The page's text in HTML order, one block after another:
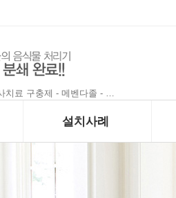
치료 구충제 - 메벤다졸 - …
릭 랭킹 Best 5 보기~!
설치사례